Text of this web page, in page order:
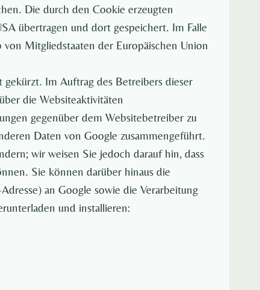
Die durch den Cookie erzeugten
übertragen und dort gespeichert. Im Falle
Mitgliedstaaten der Europäischen Union
Im Auftrag des Betreibers dieser
die Websiteaktivitäten
gegenüber dem Websitebetreiber zu
Daten von Google zusammengeführt.
wir weisen Sie jedoch darauf hin, dass
Sie können darüber hinaus die
an Google sowie die Verarbeitung
und installieren: